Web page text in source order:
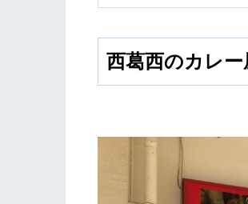
西葛西のカレ